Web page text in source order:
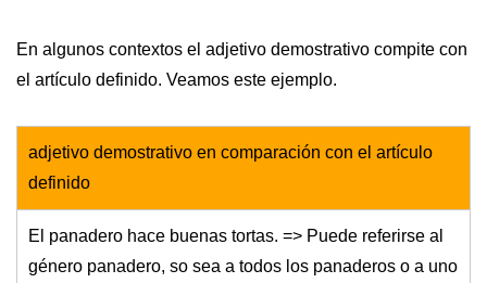
En algunos contextos el adjetivo demostrativo compite con
el artículo definido. Veamos este ejemplo.
adjetivo demostrativo en comparación con el artículo
definido
El panadero hace buenas tortas. => Puede referirse al
género panadero, so sea a todos los panaderos o a uno